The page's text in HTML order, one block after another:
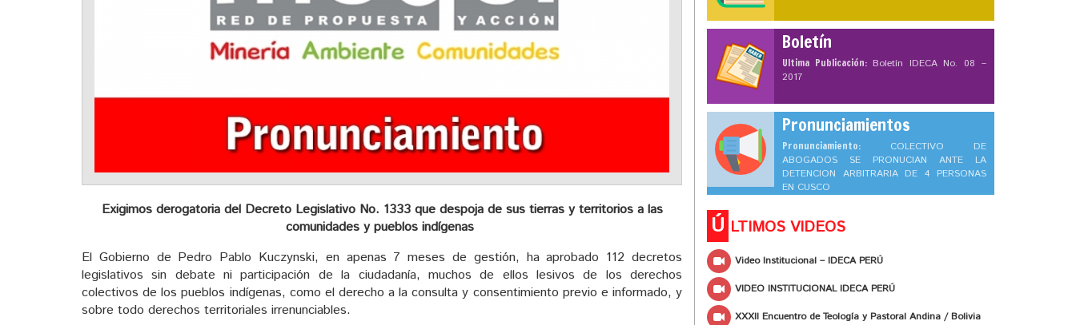
Exigimos derogatoria del Decreto Legislativo No. 1333 que despoja de sus tierras y territorios a las
comunidades y pueblos indígenas
El Gobierno de Pedro Pablo Kuczynski, en apenas 7 meses de gestión, ha aprobado 112 decretos
legislativos sin debate ni participación de la ciudadanía, muchos de ellos lesivos de los derechos
colectivos de los pueblos indígenas, como el derecho a la consulta y consentimiento previo e informado, y
sobre todo derechos territoriales irrenunciables.
Boletín
Ultima Publicación: Boletín IDECA No. 08 –
2017
Pronunciamientos
Pronunciamiento: COLECTIVO DE
ABOGADOS SE PRONUCIAN ANTE LA
DETENCION ARBITRARIA DE 4 PERSONAS
EN CUSCO
Ú LTIMOS VIDEOS
Video Institucional – IDECA PERÚ
VIDEO INSTITUCIONAL IDECA PERÚ
XXXII Encuentro de Teología y Pastoral Andina / Bolivia